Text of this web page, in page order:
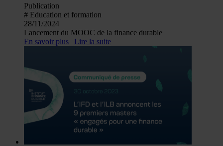
Publication
# Education et formation
28/11/2024
Lancement du MOOC de la finance durable
En savoir plus
Lire la suite